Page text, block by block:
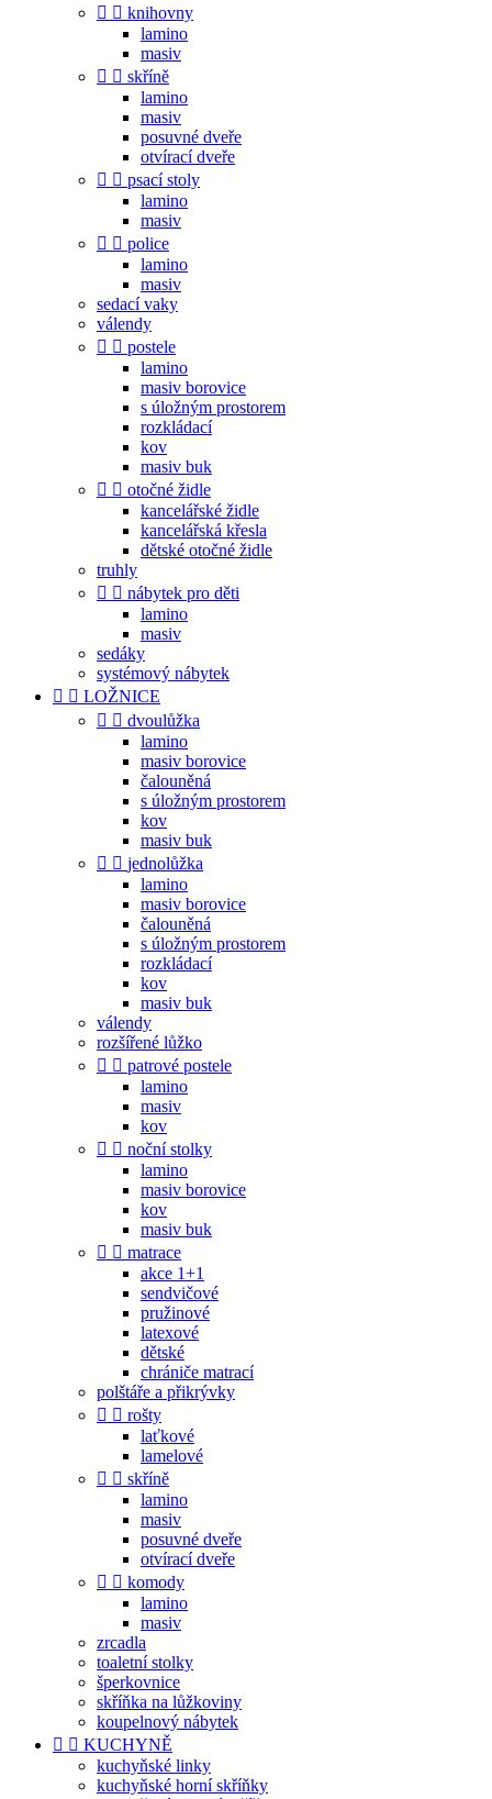
  knihovny
lamino
masiv
  skříně
lamino
masiv
posuvné dveře
otvírací dveře
  psací stoly
lamino
masiv
  police
lamino
masiv
sedací vaky
válendy
  postele
lamino
masiv borovice
s úložným prostorem
rozkládací
kov
masiv buk
  otočné židle
kancelářské židle
kancelářská křesla
dětské otočné židle
truhly
  nábytek pro děti
lamino
masiv
sedáky
systémový nábytek
  LOŽNICE
  dvoulůžka
lamino
masiv borovice
čalouněná
s úložným prostorem
kov
masiv buk
  jednolůžka
lamino
masiv borovice
čalouněná
s úložným prostorem
rozkládací
kov
masiv buk
válendy
rozšířené lůžko
  patrové postele
lamino
masiv
kov
  noční stolky
lamino
masiv borovice
kov
masiv buk
  matrace
akce 1+1
sendvičové
pružinové
latexové
dětské
chrániče matrací
polštáře a přikrývky
  rošty
laťkové
lamelové
  skříně
lamino
masiv
posuvné dveře
otvírací dveře
  komody
lamino
masiv
zrcadla
toaletní stolky
šperkovnice
skříňka na lůžkoviny
koupelnový nábytek
  KUCHYNĚ
kuchyňské linky
kuchyňské horní skříňky